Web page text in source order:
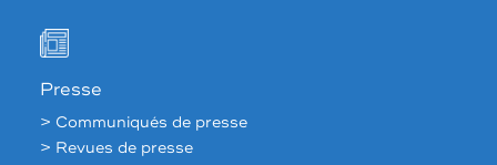
Presse
> Communiqués de presse
> Revues de presse